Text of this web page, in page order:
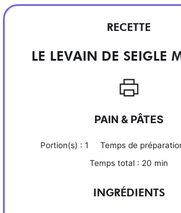
RECETTE
LE LEVAIN DE SEIGLE
PAIN & PÂTES
Portion(s) :1 Temps de
Temps total : 20 min
INGRÉDIENTS